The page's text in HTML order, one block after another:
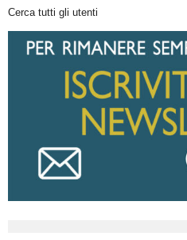
Cerca tutti gli utenti